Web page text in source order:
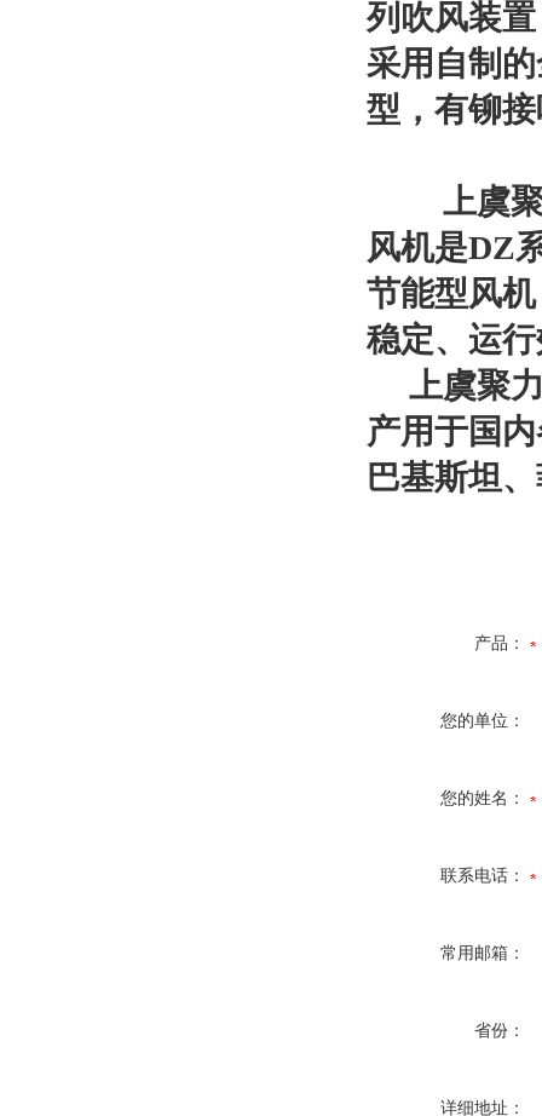
列吹风装
采用自制
型，有铆
上虞聚力
风机是DZ
节能型风
稳定、运
上虞聚
产用于国
巴基斯坦
产品：
您的单位：
您的姓名：
联系电话：
常用邮箱：
省份：
详细地址：